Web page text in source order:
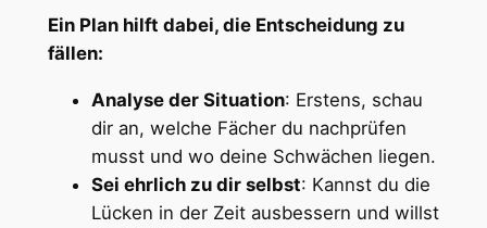
Ein Plan hilft dabei, die Entscheidung zu
fällen:
Analyse der Situation: Erstens, schau
dir an, welche Fächer du nachprüfen
musst und wo deine Schwächen liegen.
Sei ehrlich zu dir selbst: Kannst du die
Lücken in der Zeit ausbessern und willst